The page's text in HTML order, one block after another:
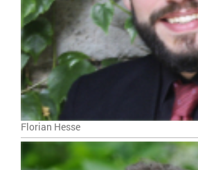
Florian Hesse